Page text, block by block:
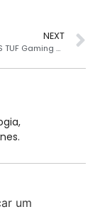
NEXT
Notebook ASUS TUF Gaming F15 em oferta com cupom
um